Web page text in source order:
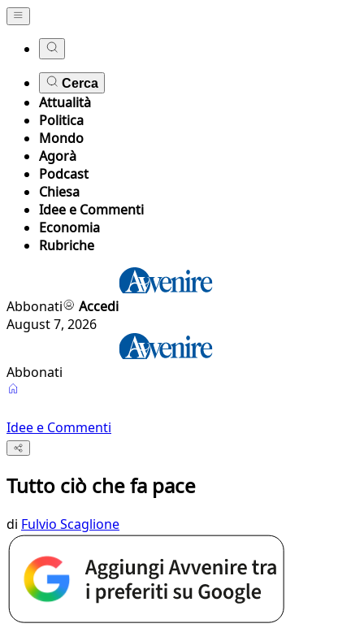
Cerca
Attualità
Politica
Mondo
Agorà
Podcast
Chiesa
Idee e Commenti
Economia
Rubriche
Abbonati
Accedi
August 7, 2026
Abbonati
Idee e Commenti
Tutto ciò che fa pace
di Fulvio Scaglione